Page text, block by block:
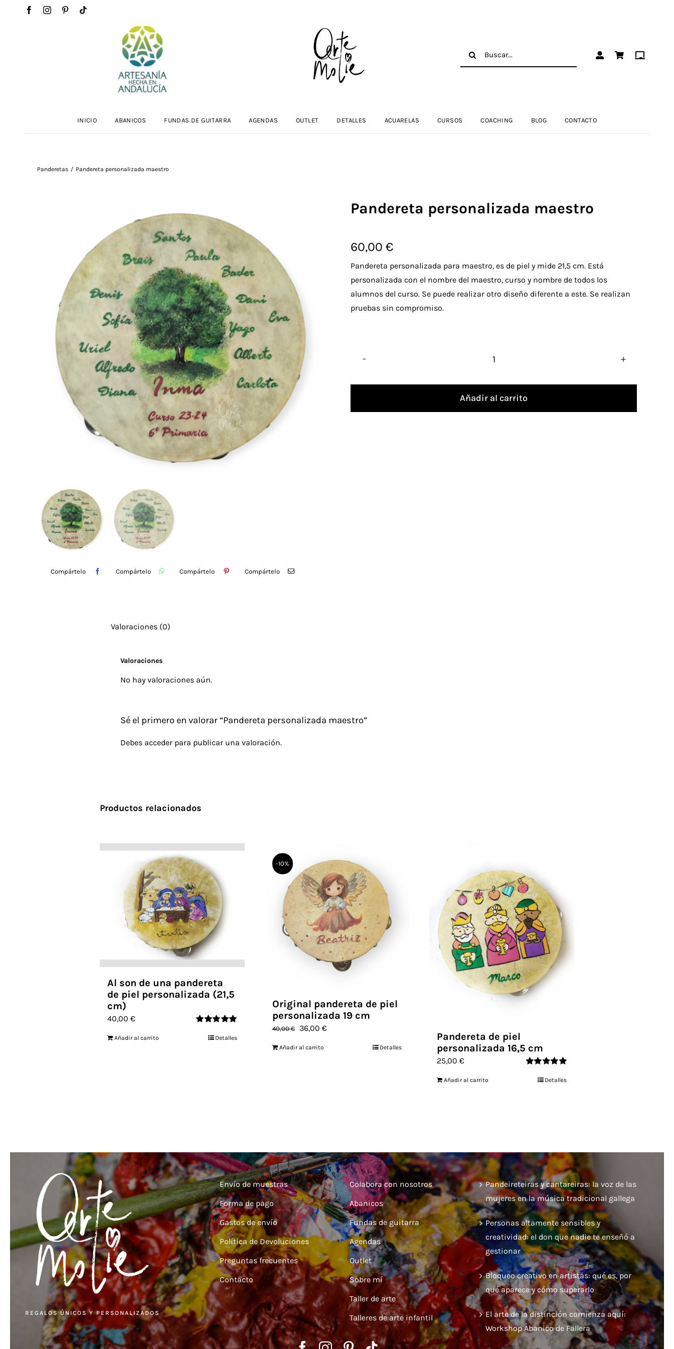
Buscar:
INICIO ABANICOS FUNDAS DE GUITARRA AGENDAS OUTLET DETALLES ACUARELAS CURSOS COACHING BLOG CONTACTO
Panderetas Pandereta personalizada maestro
Compártelo Compártelo Compártelo Compártelo
Pandereta personalizada maestro
60,00 €
Pandereta personalizada para maestro, es de piel y mide 21,5 cm. Está
personalizada con el nombre del maestro, curso y nombre de todos los
alumnos del curso. Se puede realizar otro diseño diferente a este. Se realizan
pruebas sin compromiso.
personalizada
maestro
Añadir al carrito
Valoraciones (0)
Valoraciones
No hay valoraciones aún.
Sé el primero en valorar “Pandereta personalizada maestro”
Debes accederpara publicar una valoración.
Productos relacionados
Al son de una pandereta
de piel personalizada (21,5
cm)
5.00de 5
40,00 €
Añadir al carrito Detalles
-10%
Original pandereta de piel
personalizada 19 cm
40,00€
El
36,00 €El
Añadir al carrito Detalles
Pandereta de piel
personalizada 16,5 cm
5.00de 5
25,00€
Añadir al carrito Detalles
REGALOS ÚNICOS Y PERSONALIZADOS
Envío de muestras
Forma de pago
Gastos de envío
Política de Devoluciones
Preguntas frecuentes
Contacto
Colabora con nosotros
Abanicos
Fundas de guitarra
Agendas
Outlet
Sobre mí
Taller de arte
Talleres de arte infantil
Pandeireteiras y cantareiras: la voz de las
mujeres en la música tradicional gallega
Personas altamente sensibles y
creatividad: el don que nadie te enseñó a
gestionar
Bloqueo creativo en artistas: qué es, por
qué aparece y cómo superarlo
El arte de la distinción comienza aquí:
Workshop Abanico de Fallera